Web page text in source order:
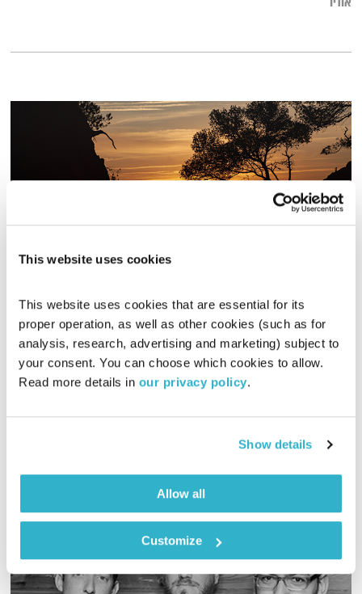
This website uses cookies
This website uses cookies that are essential for its
proper operation, as well as other cookies (such as for
analysis, research, advertising and marketing) subject to
your consent. You can choose which cookies to allow.
Read more details in our privacy policy.
Show details
Allow all
Customize
פרנס בדרך הביתה
שמעון פרנס
23.01.23
00:54:10
שעה אינטימית עם שמעון פרנס – מוזיקה, מונולוגים וסיפורים
אודיו